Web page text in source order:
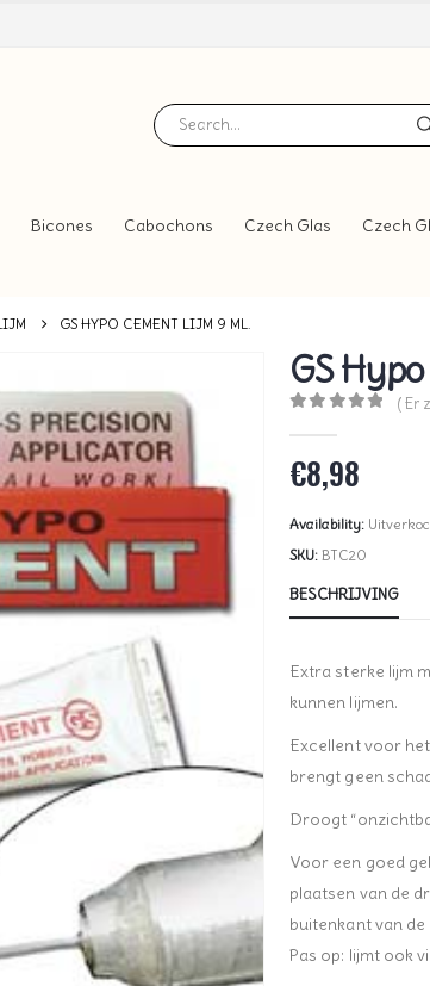
Bicones Cabochons Czech Glas Czech
GS HYPO CEMENT LIJM 9 ML.
GS
( Er
€8,98
Availability:
SKU: BTC20
BESCHRIJVING
Extra sterke lijm
kunnen lijmen.
Excellent voor
brengt geen
Droogt
Voor een goed
plaatsen van de
buitenkant van
Pas op: lijmt ook